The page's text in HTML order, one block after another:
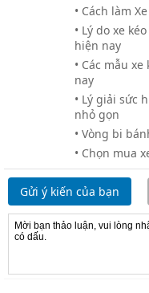
• Cách làm
• Lý do xe
hiện nay
• Các mẫu
nay
• Lý giải sức
nhỏ gọn
• Vòng bi
• Chọn mua
Gửi ý kiến của bạn